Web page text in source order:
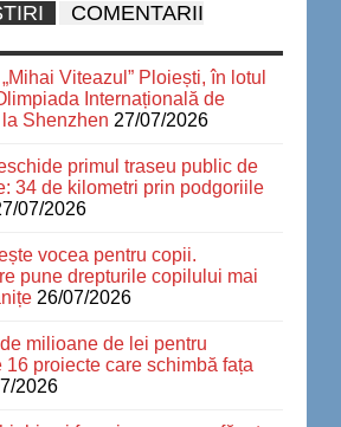
COMENTARII
Viteazul” Ploiești, în lotul
Internațională de
Shenzhen 27/07/2026
primul traseu public de
34 de kilometri prin podgoriile
07/2026
vocea pentru copii.
pune drepturile copilului mai
26/07/2026
milioane de lei pentru
16 proiecte care schimbă fața
2026